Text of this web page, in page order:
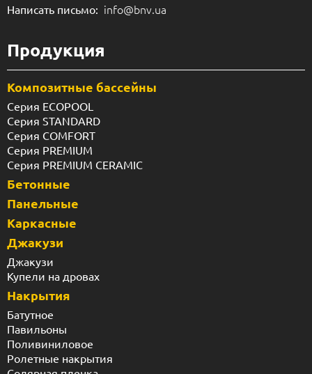
Бетонные
Каркасные
Джакузи
Джакузи
Купели на дровах
Накрытия
Батутное
Павильоны
Ролетные накрытия
Солярная пленка
Навесные системы
Террасная доска
Мраморная крошка
Представительства
Бассейны в Белой Церкови
Бассейны в Виннице
Бассейны в Днепре